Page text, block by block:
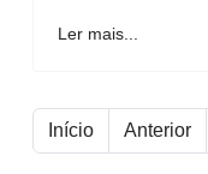
Ler mais...
Início Anterior